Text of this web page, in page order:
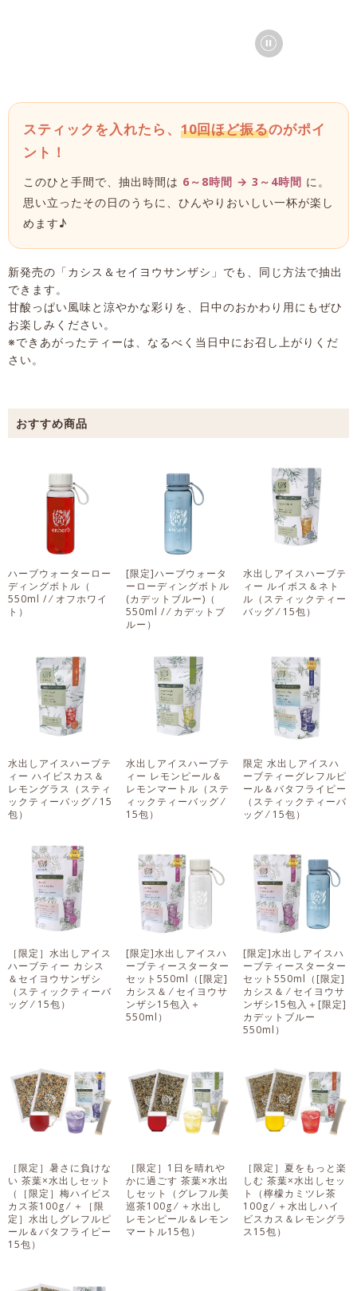
スティックを入れたら、 10回ほど振るのがポイ
ント！
このひと手間で、抽出時間は 6～8時間 → 3～4時間 に。
思い立ったその日のうちに、ひんやりおいしい一杯が楽し
めます♪
新発売の「カシス＆セイヨウサンザシ」でも、同じ方法で抽出
できます。
甘酸っぱい風味と涼やかな彩りを、日中のおかわり用にもぜひ
お楽しみください。
※できあがったティーは、なるべく当日中にお召し上がりくだ
さい。
ハーブウォーターロー
ディングボトル （
550ml / ⁄ オフホワイ
ト）
[限定]ハーブウォータ
ーローディングボトル
(カデットブルー) （
550ml / ⁄ カデットブ
ルー）
水出しアイスハーブテ
ィー ルイボス＆ネト
ル （スティックティー
バッグ ⁄ 15包）
水出しアイスハーブテ
ィー ハイビスカス＆
レモングラス （スティ
ックティーバッグ ⁄ 15
包）
水出しアイスハーブテ
ィー レモンピール＆
レモンマートル （ステ
ィックティーバッグ ⁄
15包）
限定 水出しアイスハ
ーブティーグレフルピ
ール＆バタフライピー
（スティックティーバ
ッグ ⁄ 15包）
［限定］水出しアイス
ハーブティー カシス
＆セイヨウサンザシ
（スティックティーバ
ッグ ⁄ 15包）
[限定]水出しアイスハ
ーブティースターター
セット550ml （[限定]
カシス＆ ⁄ セイヨウサ
ンザシ15包入＋
550ml）
[限定]水出しアイスハ
ーブティースターター
セット550ml （[限定]
カシス＆ ⁄ セイヨウサ
ンザシ15包入＋[限定]
カデットブルー
550ml）
［限定］暑さに負けな
い 茶葉×水出しセット
（［限定］梅ハイビス
カス茶100g ⁄ ＋［限
定］水出しグレフルピ
ール＆バタフライピー
15包）
［限定］1日を晴れや
かに過ごす 茶葉×水出
しセット
（グレフル美
巡茶100g ⁄ ＋水出し
レモンピール＆レモン
マートル15包）
［限定］夏をもっと楽
しむ 茶葉×水出しセッ
ト
（檸檬カミツレ茶
100g ⁄ ＋水出しハイ
ビスカス＆レモングラ
ス15包）